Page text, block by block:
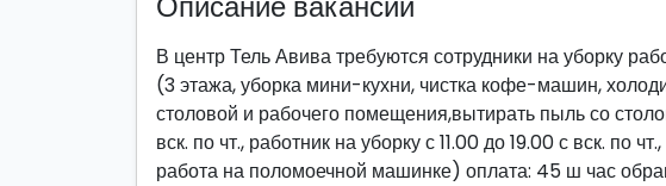
В центр Тель Авива требуются сотрудники на уборку
(3 этажа, уборка мини-кухни, чистка кофе-машин,
столовой и рабочего помещения,вытирать пыль со
вск. по чт., работник на уборку с 11.00 до 19.00 с вск. по
работа на поломоечной машинке) оплата: 45 ш час